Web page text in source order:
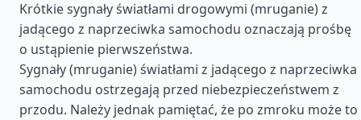
Krótkie sygnały światłami drogowymi (mruganie) z
jadącego z naprzeciwka samochodu oznaczają prośbę
o ustąpienie pierwszeństwa.
Sygnały (mruganie) światłami z jadącego z naprzeciwka
samochodu ostrzegają przed niebezpieczeństwem z
przodu. Należy jednak pamiętać, że po zmroku może to